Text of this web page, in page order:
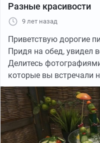
пострадал не так
легко отделались.
Разные красивости
9 лет назад
Приветствую дорогие
Придя на обед, увидел
Делитесь
которые вы встречали